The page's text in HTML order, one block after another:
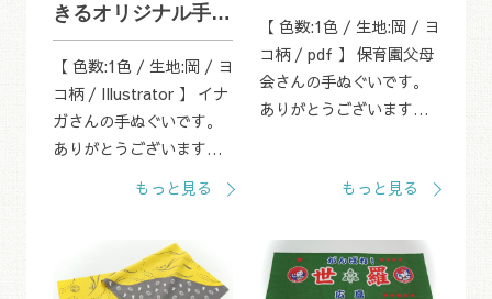
きるオリジナル手ぬ
ぐい！
【 色数:1色 / 生地:岡 / ヨ
コ柄 / Illustrator 】 イナ
ガさんの手ぬぐいです。
ありがとうございます。
こちらの手ぬぐいは、大
ゃるようですね。 十人十
色の似顔絵...
もっと見る
【 色数:1色 / 生地:岡 / ヨ
コ柄 / pdf 】 保育園父母
会さんの手ぬぐいです。
ありがとうございます。
させていただいてます。
所や保育園...
もっと見る